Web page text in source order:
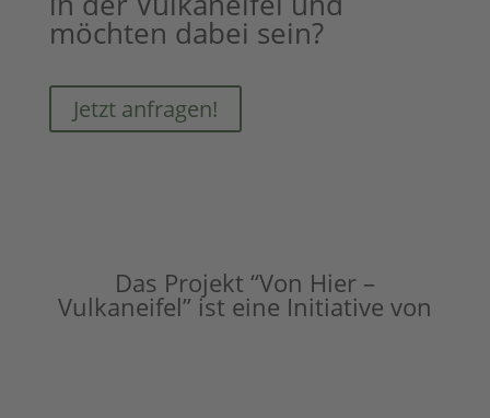
möchten dabei sein?
Jetzt anfragen!
Das Projekt “Von Hier –
Vulkaneifel” ist eine Initiative von